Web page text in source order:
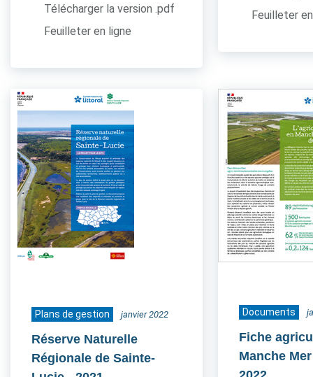
Télécharger la version .pdf
Feuilleter en ligne
Feuilleter
Plans de gestion janvier 2022
Réserve Naturelle
Régionale de Sainte-
Documents
Fiche
Manche